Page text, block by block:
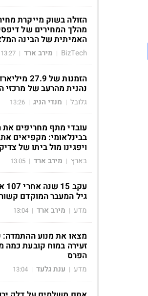
הזולה בשוק מייקרת
מהלך המחירים של
האמיתית של הבינה
BizTech
| מירב ארד |
13:27
הזמנות של
נהנית מהרעב של מרכזי
גלובל | מנדי הניג |
13:26
עובדי מתף מחריפים
בבינלאומי: מקפיאים
ויפגינו מול ביתו של
בארץ | מירב ארד |
13:05
גיל המעבר המוקדם
מדע | מירב ארד |
13:04
מצאו את מנוע ההתמדה:
זעירה במוח קובעת כמה
הפרס
מדע | ענת גלעד |
13:04